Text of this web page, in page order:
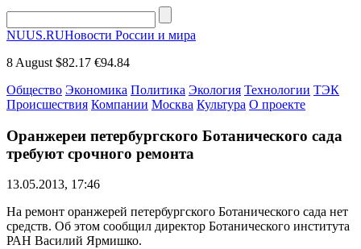
NUUS.RUНовости России и мира
8 August $82.17 €94.84
Общество Экономика Политика Экология Технологии ТЭК
Происшествия Компании Москва Культура О проекте
Оранжереи петербургского Ботанического сада
требуют срочного ремонта
13.05.2013, 17:46
На ремонт оранжерей петербургского Ботанического сада нет
средств. Об этом сообщил директор Ботанического института
РАН Василий Ярмишко.